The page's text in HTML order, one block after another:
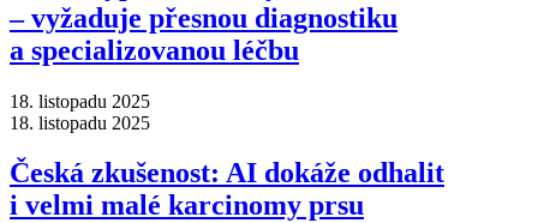
–⁠ vyžaduje přesnou diagnostiku
a specializovanou léčbu
18. listopadu 2025
18. listopadu 2025
Česká zkušenost: AI dokáže odhalit
i velmi malé karcinomy prsu